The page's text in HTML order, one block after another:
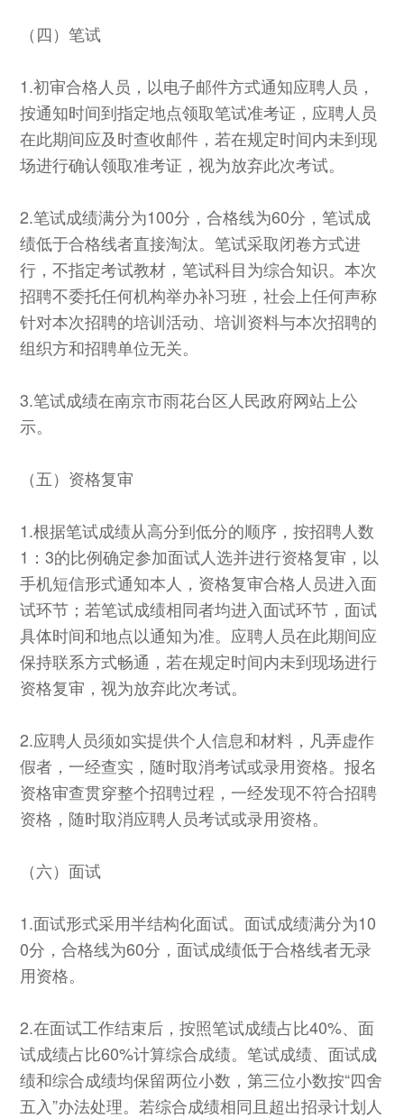
（四）笔试
1.初审合格人员，以电子邮件方式通知应聘人员，
按通知时间到指定地点领取笔试准考证，应聘人员
在此期间应及时查收邮件，若在规定时间内未到现
场进行确认领取准考证，视为放弃此次考试。
2.笔试成绩满分为100分，合格线为60分，笔试成
绩低于合格线者直接淘汰。笔试采取闭卷方式进
行，不指定考试教材，笔试科目为综合知识。本次
招聘不委托任何机构举办补习班，社会上任何声称
针对本次招聘的培训活动、培训资料与本次招聘的
组织方和招聘单位无关。
3.笔试成绩在南京市雨花台区人民政府网站上公
示。
（五）资格复审
1.根据笔试成绩从高分到低分的顺序，按招聘人数
1：3的比例确定参加面试人选并进行资格复审，以
手机短信形式通知本人，资格复审合格人员进入面
试环节；若笔试成绩相同者均进入面试环节，面试
具体时间和地点以通知为准。应聘人员在此期间应
保持联系方式畅通，若在规定时间内未到现场进行
资格复审，视为放弃此次考试。
2.应聘人员须如实提供个人信息和材料，凡弄虚作
假者，一经查实，随时取消考试或录用资格。报名
资格审查贯穿整个招聘过程，一经发现不符合招聘
资格，随时取消应聘人员考试或录用资格。
（六）面试
1.面试形式采用半结构化面试。面试成绩满分为10
0分，合格线为60分，面试成绩低于合格线者无录
用资格。
2.在面试工作结束后，按照笔试成绩占比40%、面
试成绩占比60%计算综合成绩。笔试成绩、面试成
绩和综合成绩均保留两位小数，第三位小数按“四舍
五入”办法处理。若综合成绩相同且超出招录计划人